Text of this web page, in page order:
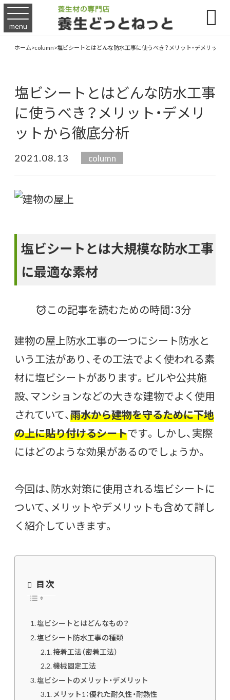
menu 
ホーム>column>塩ビシートとはどんな防水工事に使うべき？メリット・デメリット
塩ビシートとはどんな防水工事
に使うべき？メリット・デメリ
ットから徹底分析
2021.08.13 column
塩ビシートとは大規模な防水工事
に最適な素材
この記事を読むための時間：3分
建物の屋上防水工事の一つにシート防水と
いう工法があり、その工法でよく使われる素
材に塩ビシートがあります。ビルや公共施
設、マンションなどの大きな建物でよく使用
されていて、雨水から建物を守るために下地
の上に貼り付けるシートです。しかし、実際
にはどのような効果があるのでしょうか。
今回は、防水対策に使用される塩ビシートに
ついて、メリットやデメリットも含めて詳し
く紹介していきます。
目次
塩ビシートとはどんなもの？
塩ビシート防水工事の種類
接着工法（密着工法）
機械固定工法
塩ビシートのメリット・デメリット
メリット1：優れた耐久性・耐熱性